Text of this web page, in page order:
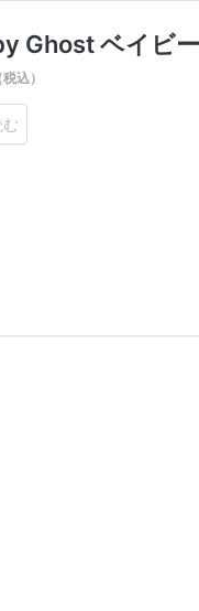
Ghost ベイビ
税込）